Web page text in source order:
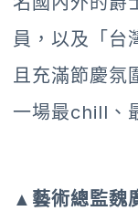
員，以及「台
且充滿節慶氛
一場最chill、
▲藝術總監魏